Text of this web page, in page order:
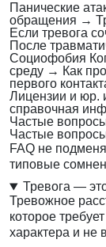
Панические
обращения →
Если тревога
После
Социофобия
среду → Как
первого
Лицензии и юр.
справочная
Частые
Частые
FAQ не
типовые
Тревога —
Тревожное
которое
характера и не